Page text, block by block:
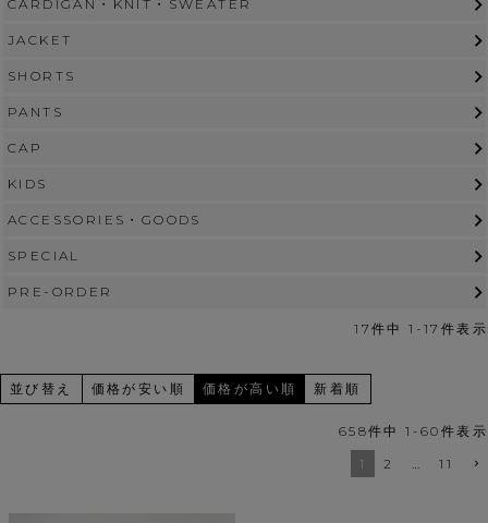
CARDIGAN・KNIT・SWEATER
JACKET
SHORTS
PANTS
CAP
KIDS
ACCESSORIES・GOODS
SPECIAL
PRE-ORDER
17 件中 1 - 17 件表示
並び替え 価格が安い順 価格が高い順 新着順
658件中 1 - 60 件表示
1
2 11